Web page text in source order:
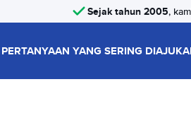
Sejak tahun 2005,
PERTANYAAN YANG SERING